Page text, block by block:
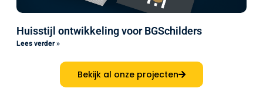
Huisstijl ontwikkeling voor BGSchilders
Lees verder »
Bekijk al onze projecten